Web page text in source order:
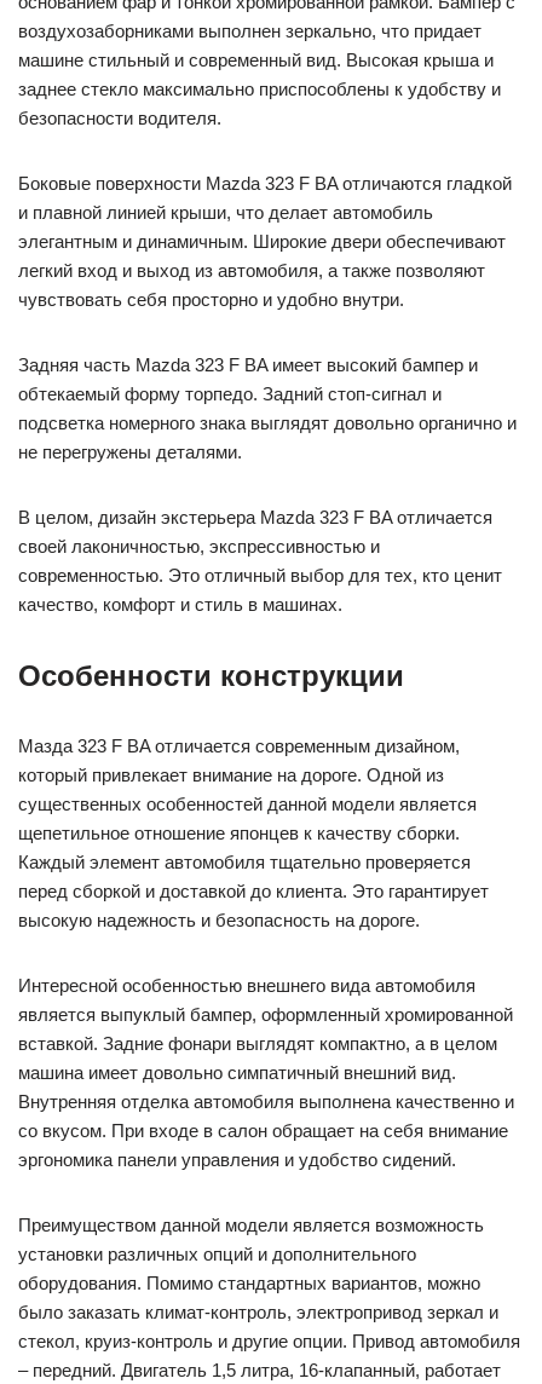
воздухозаборниками выполнен зеркально, что придает
машине стильный и современный вид. Высокая крыша и
заднее стекло максимально приспособлены к удобству и
безопасности водителя.
Боковые поверхности Mazda 323 F BA отличаются гладкой
и плавной линией крыши, что делает автомобиль
элегантным и динамичным. Широкие двери обеспечивают
легкий вход и выход из автомобиля, а также позволяют
чувствовать себя просторно и удобно внутри.
Задняя часть Mazda 323 F BA имеет высокий бампер и
обтекаемый форму торпедо. Задний стоп-сигнал и
подсветка номерного знака выглядят довольно органично и
не перегружены деталями.
В целом, дизайн экстерьера Mazda 323 F BA отличается
своей лаконичностью, экспрессивностью и
современностью. Это отличный выбор для тех, кто ценит
качество, комфорт и стиль в машинах.
Особенности конструкции
Мазда 323 F BA отличается современным дизайном,
который привлекает внимание на дороге. Одной из
существенных особенностей данной модели является
щепетильное отношение японцев к качеству сборки.
Каждый элемент автомобиля тщательно проверяется
перед сборкой и доставкой до клиента. Это гарантирует
высокую надежность и безопасность на дороге.
Интересной особенностью внешнего вида автомобиля
является выпуклый бампер, оформленный хромированной
вставкой. Задние фонари выглядят компактно, а в целом
машина имеет довольно симпатичный внешний вид.
Внутренняя отделка автомобиля выполнена качественно и
со вкусом. При входе в салон обращает на себя внимание
эргономика панели управления и удобство сидений.
Преимуществом данной модели является возможность
установки различных опций и дополнительного
оборудования. Помимо стандартных вариантов, можно
было заказать климат-контроль, электропривод зеркал и
стекол, круиз-контроль и другие опции. Привод автомобиля
– передний. Двигатель 1,5 литра, 16-клапанный, работает